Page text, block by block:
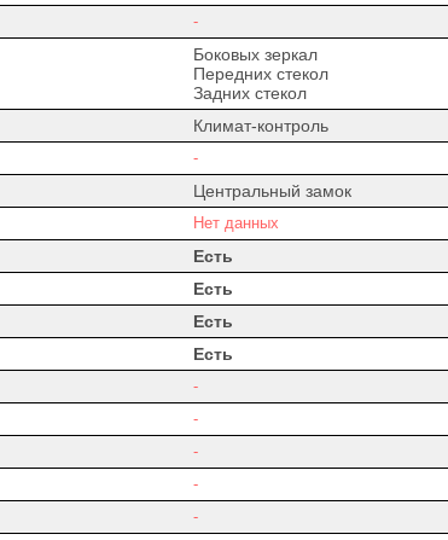
-
Боковых зеркал
Передних стекол
Задних стекол
Климат-контроль
-
Центральный замок
Нет данных
Есть
Есть
Есть
Есть
-
-
-
-
-